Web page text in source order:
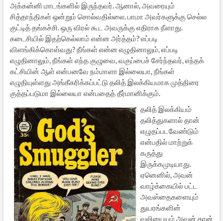
அக்கன்னி மாடங்களில் இருந்தவர். ஆனால், அவரையும்
சித்தாந்திகள் ஒன்றும் சொல்வதில்லை. பாமா அவர்களுக்கு செல்ல
குட்டித் தங்கச்சி. ஒரு விரல் கூட அவருக்கு எதிராக நீளாது.
கடைசியில் இதற்கெல்லாம் என்ன அர்த்தம்? எப்படி
விளங்கிக்கொள்வது? நீங்கள் என்ன எழுதினாலும், எப்படி
எழுதினாலும், நீங்கள் எந்த குழுவை, வகுப்பைச் சேர்ந்தவர், எந்தக்
கட்சியின் ஆள் என்பனவே நம்மாளா இல்லையா, நீங்கள்
எழுதியுள்ளது அங்கீகரிக்கப்பட்டு தலித் இலக்கியமாக முத்திரை
குத்தப்படுமா இல்லையா என்பதைத் தீர்மானிக்கும்.
தலித் இலக்கியம்
தலித்துகளால் தான்
எழுதப்படவேண்டும்
என்பதில் மாற்றுக்
கருத்து
இருக்கமுடியாது.
ஏனெனில், அவன்
வாழ்க்கையில் பட்ட
அவஸ்தைகளையும்
துயரங்களின்
வலியையும் அவன் தான்